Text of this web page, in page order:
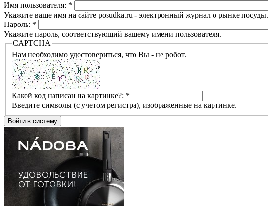
Имя пользователя: *
Укажите ваше имя на сайте posudka.ru - электронный журнал о рынке посуды.
Пароль: *
Укажите пароль, соответствующий вашему имени пользователя.
CAPTCHA
Нам необходимо удостовериться, что Вы - не робот.
Какой код написан на картинке?: *
Введите символы (с учетом регистра), изображенные на картинке.